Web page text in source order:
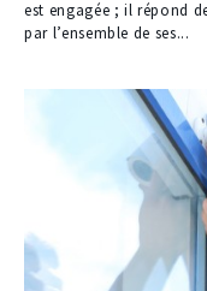
est engagée ; il répond
par l’ensemble de ses...